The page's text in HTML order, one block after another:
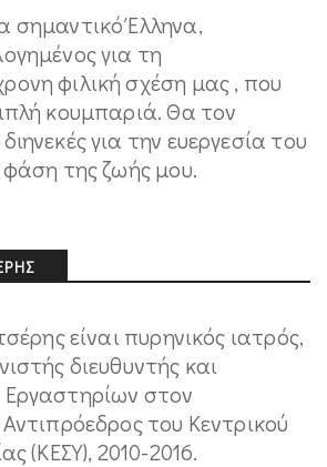
σημαντικό Έλληνα,
για τη
φιλική σχέση μας , που
κουμπαριά. Θα τον
για την ευεργεσία του
της ζωής μου.
είναι πυρηνικός ιατρός,
διευθυντής και
στον
του Κεντρικού
(ΚΕΣΥ), 2010-2016.